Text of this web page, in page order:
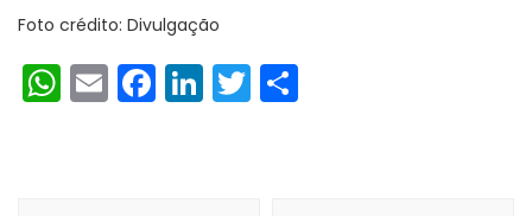
Foto crédito: Divulgação
WhatsApp
EmailFacebook
LinkedIn
Twitter